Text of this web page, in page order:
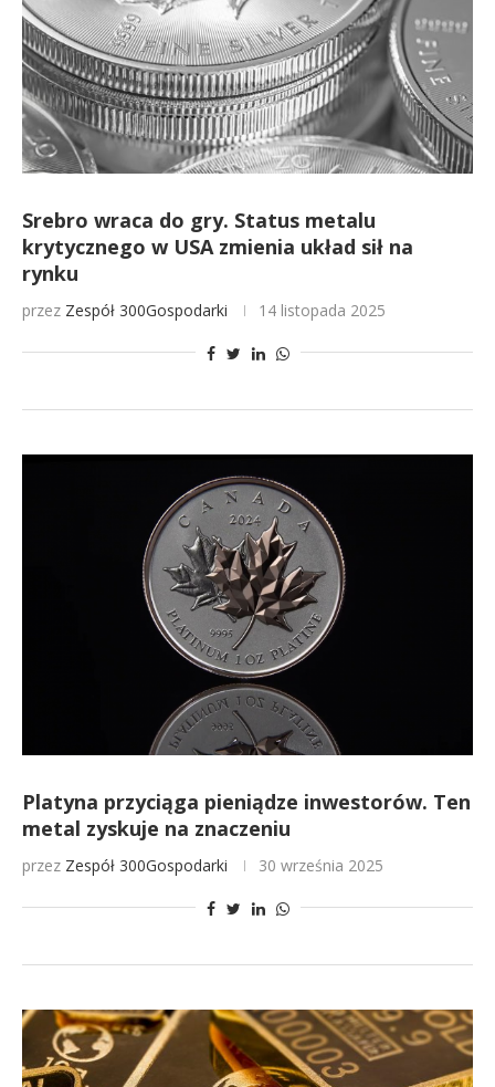
Srebro wraca do gry. Status metalu
krytycznego w USA zmienia układ sił na
rynku
przez Zespół 300Gospodarki 14 listopada 2025
Platyna przyciąga pieniądze inwestorów. Ten
metal zyskuje na znaczeniu
przez Zespół 300Gospodarki 30 września 2025